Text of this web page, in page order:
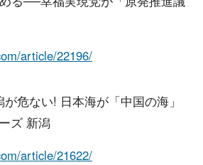
article/22196/
危ない! 日本海が「中国の海」
ズ 新潟
article/21622/